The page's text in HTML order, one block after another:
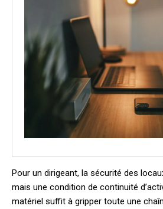
Pour un dirigeant, la sécurité des
mais une condition de continuité
matériel suffit à gripper toute une